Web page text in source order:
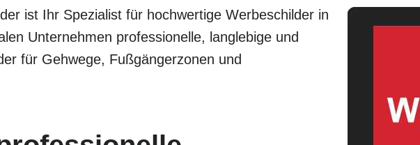
ist Ihr Spezialist für hochwertige Werbeschilder in
Unternehmen professionelle, langlebige und
für Gehwege, Fußgängerzonen und